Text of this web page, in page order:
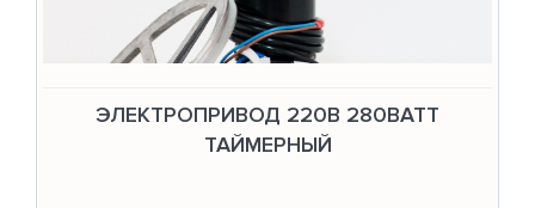
ЭЛЕКТРОПРИВОД 220В 280ВАТТ
ТАЙМЕРНЫЙ